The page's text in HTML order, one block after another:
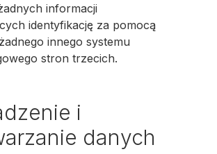
informacji
identyfikację za pomocą
innego systemu
stron trzecich.
i
danych